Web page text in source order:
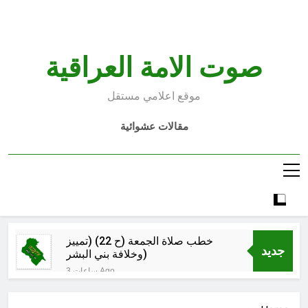
صوت الامة العراقية
موقع اعلامي مستقل
مقالات عشوائية
جديد
خطب صلاة الجمعة (ح 22) (تمييز
وخلافة بني البشر)
3 ساعات Ago